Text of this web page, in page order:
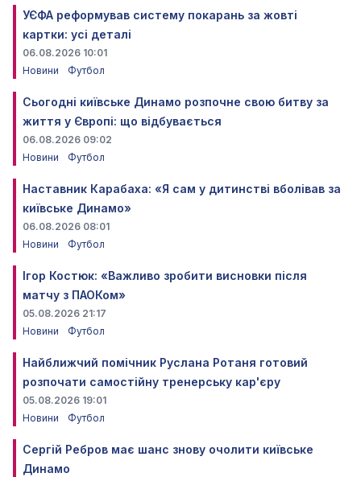
УЄФА реформував систему покарань за жовті
картки: усі деталі
06.08.2026 10:01
Новини
Футбол
Сьогодні київське Динамо розпочне свою битву за
життя у Європі: що відбувається
06.08.2026 09:02
Новини
Футбол
Наставник Карабаха: «Я сам у дитинстві вболівав за
київське Динамо»
06.08.2026 08:01
Новини
Футбол
Ігор Костюк: «Важливо зробити висновки після
матчу з ПАОКом»
05.08.2026 21:17
Новини
Футбол
Найближчий помічник Руслана Ротаня готовий
розпочати самостійну тренерську кар'єру
05.08.2026 19:01
Новини
Футбол
Сергій Ребров має шанс знову очолити київське
Динамо